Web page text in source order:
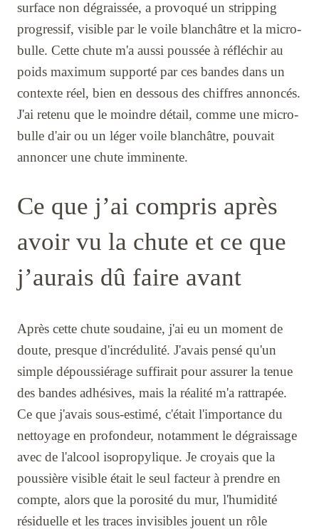
surface non dégraissée, a provoqué un stripping
progressif, visible par le voile blanchâtre et la micro-
bulle. Cette chute m'a aussi poussée à réfléchir au
poids maximum supporté par ces bandes dans un
contexte réel, bien en dessous des chiffres annoncés.
J'ai retenu que le moindre détail, comme une micro-
bulle d'air ou un léger voile blanchâtre, pouvait
annoncer une chute imminente.
Ce que j’ai compris après
avoir vu la chute et ce que
j’aurais dû faire avant
Après cette chute soudaine, j'ai eu un moment de
doute, presque d'incrédulité. J'avais pensé qu'un
simple dépoussiérage suffirait pour assurer la tenue
des bandes adhésives, mais la réalité m'a rattrapée.
Ce que j'avais sous-estimé, c'était l'importance du
nettoyage en profondeur, notamment le dégraissage
avec de l'alcool isopropylique. Je croyais que la
poussière visible était le seul facteur à prendre en
compte, alors que la porosité du mur, l'humidité
résiduelle et les traces invisibles jouent un rôle